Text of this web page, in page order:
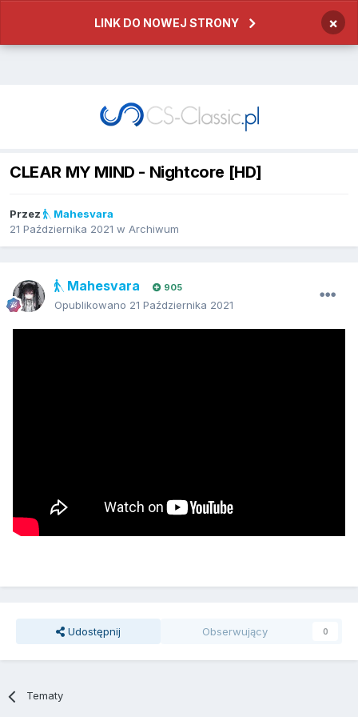
LINK DO NOWEJ STRONY ×
CLEAR MY MIND - Nightcore [HD]
Przez
Mahesvara
21 Października 2021 w Archiwum
Mahesvara 905
Opublikowano 21 Października 2021
Udostępnij Obserwujący 0
Tematy